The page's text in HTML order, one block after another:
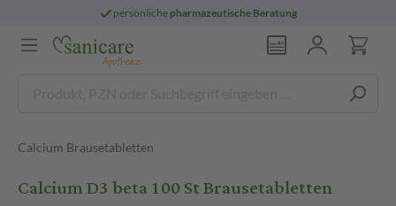
persönliche pharmazeutische Beratung
Calcium Brausetabletten
Calcium D3 beta 100 St Brausetabletten